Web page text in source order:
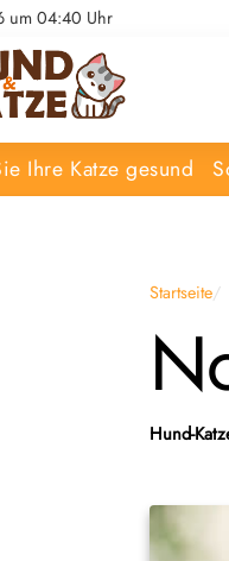
um 04:40 Uhr
Ihre Katze gesund
Startseite
Hund-